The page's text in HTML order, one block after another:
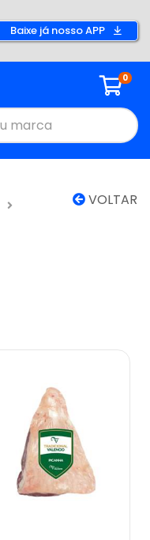
Baixe já nosso APP
0
VOLTAR